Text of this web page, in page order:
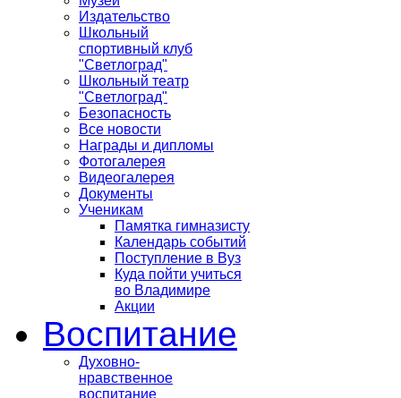
Издательство
Школьный
спортивный клуб
"Светлоград"
Школьный театр
"Светлоград"
Безопасность
Все новости
Награды и дипломы
Фотогалерея
Видеогалерея
Документы
Ученикам
Памятка гимназисту
Календарь событий
Поступление в Вуз
Куда пойти учиться
во Владимире
Акции
Воспитание
Духовно-
нравственное
воспитание